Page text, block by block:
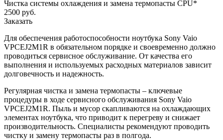
Чистка системы охлаждения и замена термопасты CPU*
2500 руб.
Заказать
Для обеспечения работоспособности ноутбука Sony Vaio
VPCEJ2M1R в обязательном порядке и своевременно должно
проводиться сервисное обслуживание. От качества его
выполнения и используемых расходных материалов зависит
долговечность и надежность.
Регулярная чистка и замена термопасты – ключевые
процедуры в ходе сервисного обслуживания Sony Vaio
VPCEJ2M1R. Пыль и мусор скапливаются на охлаждающих
элементах ноутбука, что приводит к перегреву и снижает
производительность. Специалисты рекомендуют проводить
чистку и замену термопасты раз в полгода.